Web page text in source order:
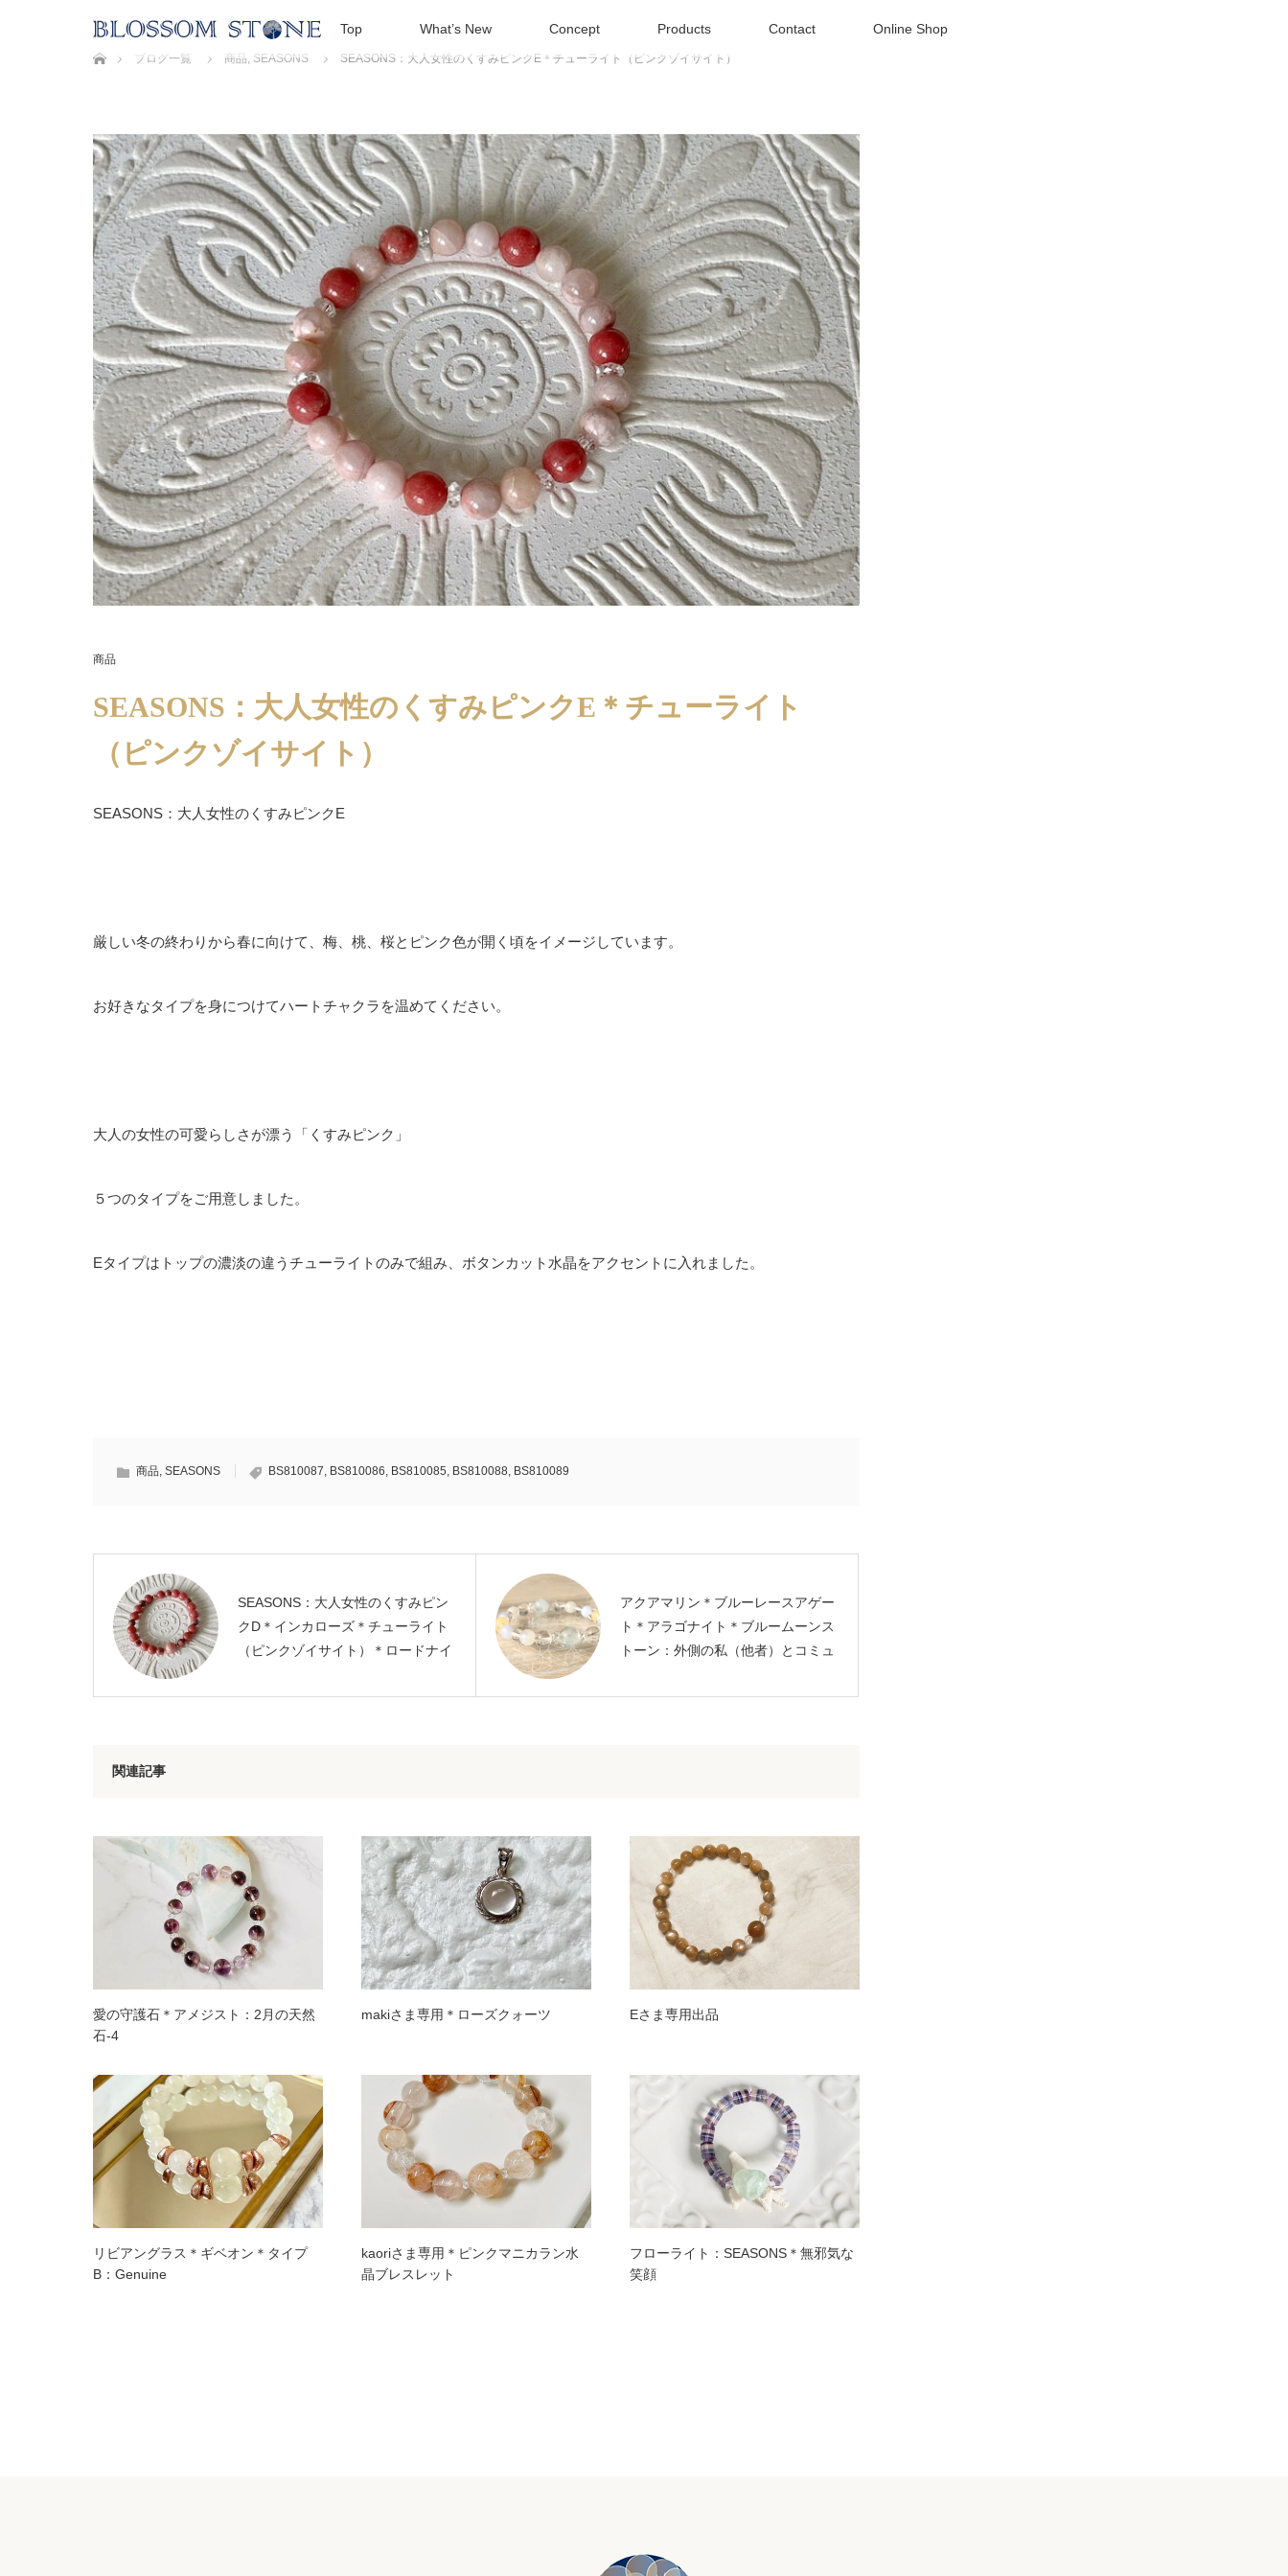
Top What’s New Concept Products Contact Online Shop
ホーム
ブログ一覧
商品, SEASONS SEASONS：大人女性のくすみピンクE＊チューライト（ピンクゾイサイト）
商品
SEASONS：大人女性のくすみピンクE＊チューライト
（ピンクゾイサイト）
SEASONS：大人女性のくすみピンクE
厳しい冬の終わりから春に向けて、梅、桃、桜とピンク色が開く頃をイメージしています。
お好きなタイプを身につけてハートチャクラを温めてください。
大人の女性の可愛らしさが漂う「くすみピンク」
５つのタイプをご用意しました。
Eタイプはトップの濃淡の違うチューライトのみで組み、ボタンカット水晶をアクセントに入れました。
商品, SEASONS BS810087, BS810086, BS810085, BS810088, BS810089
SEASONS：大人女性のくすみピン
クD＊インカローズ＊チューライト
（ピンクゾイサイト）＊ロードナイ
アクアマリン＊ブルーレースアゲー
ト＊アラゴナイト＊ブルームーンス
トーン：外側の私（他者）とコミュ
関連記事
愛の守護石＊アメジスト：2月の天然
石-4
makiさま専用＊ローズクォーツ Eさま専用出品
リビアングラス＊ギベオン＊タイプ
B：Genuine
kaoriさま専用＊ピンクマニカラン水
晶ブレスレット
フローライト：SEASONS＊無邪気な
笑顔